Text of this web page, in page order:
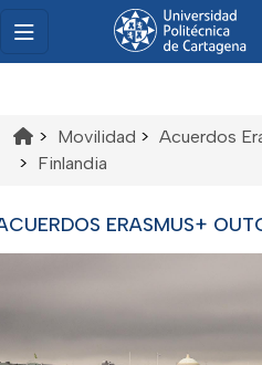
> Movilidad > Acuerdos
> Finlandia
ERASMUS+